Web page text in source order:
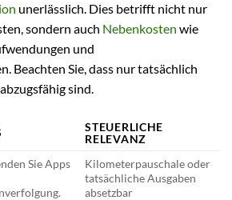
unerlässlich. Dies betrifft nicht nur
sondern auch Nebenkosten wie
und
Beachten Sie, dass nur tatsächlich
sind.
STEUERLICHE
RELEVANZ
Sie Apps
Kilometerpauschale oder
tatsächliche Ausgaben
absetzbar